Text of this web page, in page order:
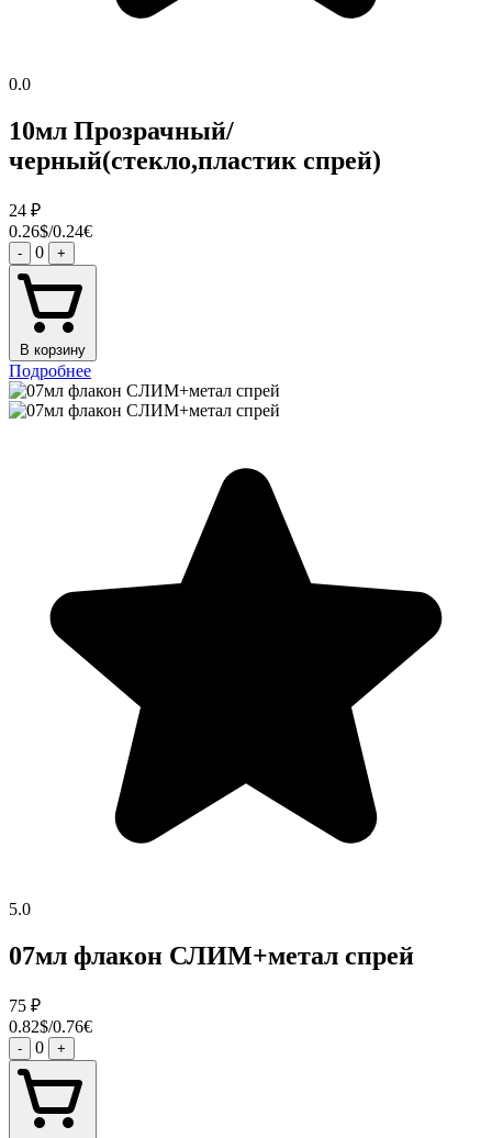
0.0
10мл Прозрачный/
черный(стекло,пластик спрей)
24 ₽
0.26$/0.24€
- 0 +
В корзину
Подробнее
5.0
07мл флакон СЛИМ+метал спрей
75 ₽
0.82$/0.76€
- 0 +